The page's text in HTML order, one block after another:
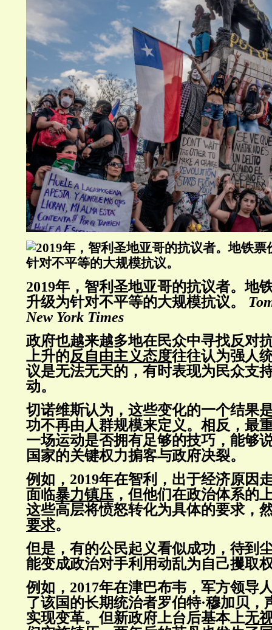
2019年，智利圣地亚哥的抗议者。地
升级为针对不平等的大规模抗议。
New York Times
政府也越来越多地在民众中寻找反对
上升的反自由主义态度往往认为强人
议是无法无天的，有时表现为民众支
动。
切诺维斯认为，这些变化的一个结果
功不再由人群规模来定义。相反，最
一场运动是否拥有足够的技巧，能够
国家的关键权力掮客与政府决裂。
例如，2019年在智利，出于经济原因
面临暴力镇压 ，但他们在政治体系的
这些高层将愤怒转化为具体的要求，
要求。
但是，有的公民起义看似成功，待到
能变成政治对手利用动乱为自己攫取
例如，2017年在津巴布韦，军方领导
了该国的长期统治者罗伯特·穆加贝，
实现变革。但新政府上台后基本上无